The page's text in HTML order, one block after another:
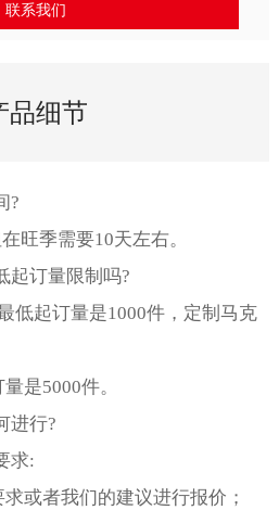
联系我们
品细节
?
旺季需要10天左右。
起订量限制吗?
低起订量是1000件，定制马克
是5000件。
进行?
求:
或者我们的建议进行报价；